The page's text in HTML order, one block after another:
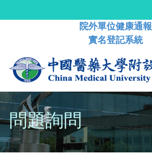
院外單位健康通報
實名登記系統
問題詢問